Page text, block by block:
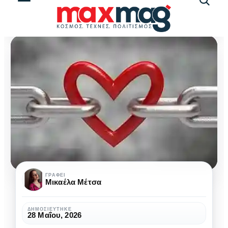
Γιατί
γονεϊκή
αγάπη
ΓΡΆΦΕΙ
Μικαέλα Μέτσα
ΔΗΜΟΣΙΕΎΤΗΚΕ
28 Μαΐου, 2026